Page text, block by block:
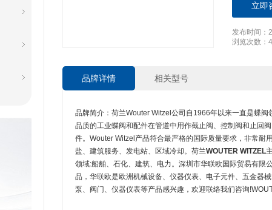
立即
发布时间：
浏览次数：
品牌详情 相关型号
品牌简介：荷兰Wouter Witzel公司自1966年以来一直是蝶
品质的工业蝶阀和配件在管道中用作截止阀、控制阀和止回
件。Wouter Witzel产品符合最严格的国际质量要求，非常耐
盐、建筑服务、发电站、区域冷却。荷兰WOUTER WITZEL
领域:船舶、石化、建筑、电力。深圳市华联欧国际贸易有限
品，华联欧是欧洲机械设备、仪器仪表、电子元件、五金器
泵、阀门、仪器仪表等产品感兴趣，欢迎联络我们咨询